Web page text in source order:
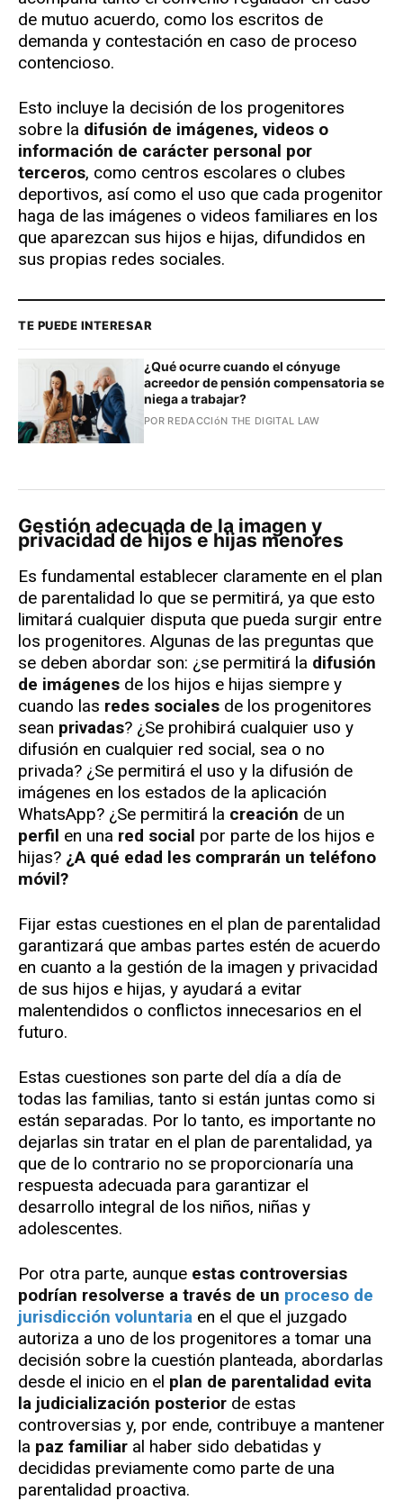
de mutuo acuerdo, como los escritos de
demanda y contestación en caso de proceso
contencioso.
Esto incluye la decisión de los progenitores
sobre la difusión de imágenes, videos o
información de carácter personal por
terceros, como centros escolares o clubes
deportivos, así como el uso que cada progenitor
haga de las imágenes o videos familiares en los
que aparezcan sus hijos e hijas, difundidos en
sus propias redes sociales.
TE PUEDE INTERESAR
¿Qué ocurre cuando el cónyuge
acreedor de pensión compensatoria se
niega a trabajar?
POR REDACCIóN THE DIGITAL LAW
Gestión adecuada de la imagen y
privacidad de hijos e hijas menores
Es fundamental establecer claramente en el plan
de parentalidad lo que se permitirá, ya que esto
limitará cualquier disputa que pueda surgir entre
los progenitores. Algunas de las preguntas que
se deben abordar son: ¿se permitirá la difusión
de imágenes de los hijos e hijas siempre y
cuando las redes sociales de los progenitores
sean privadas? ¿Se prohibirá cualquier uso y
difusión en cualquier red social, sea o no
privada? ¿Se permitirá el uso y la difusión de
imágenes en los estados de la aplicación
WhatsApp? ¿Se permitirá la creación de un
perfil en una red social por parte de los hijos e
hijas? ¿A qué edad les comprarán un teléfono
móvil?
Fijar estas cuestiones en el plan de parentalidad
garantizará que ambas partes estén de acuerdo
en cuanto a la gestión de la imagen y privacidad
de sus hijos e hijas, y ayudará a evitar
malentendidos o conflictos innecesarios en el
futuro.
Estas cuestiones son parte del día a día de
todas las familias, tanto si están juntas como si
están separadas. Por lo tanto, es importante no
dejarlas sin tratar en el plan de parentalidad, ya
que de lo contrario no se proporcionaría una
respuesta adecuada para garantizar el
desarrollo integral de los niños, niñas y
adolescentes.
Por otra parte, aunque estas controversias
podrían resolverse a través de un proceso de
jurisdicción voluntaria en el que el juzgado
autoriza a uno de los progenitores a tomar una
decisión sobre la cuestión planteada, abordarlas
desde el inicio en el plan de parentalidad evita
la judicialización posterior de estas
controversias y, por ende, contribuye a mantener
la paz familiar al haber sido debatidas y
decididas previamente como parte de una
parentalidad proactiva.